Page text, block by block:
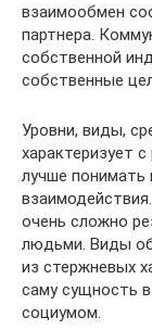
взаимообмен
партнера.
собственной
собственные
Уровни, виды,
характеризует
лучше понимать
очень сложно
людьми. Виды
из стержневых
саму сущность
социумом.